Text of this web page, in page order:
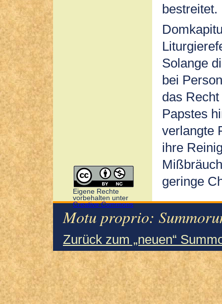
bestreitet.
Solange
bei
das
Papstes
verlangte
ihre
geringe
Motu proprio:
Eigene Rechte
vorbehalten unter
Creative Commons
Zurück zum „neuen“